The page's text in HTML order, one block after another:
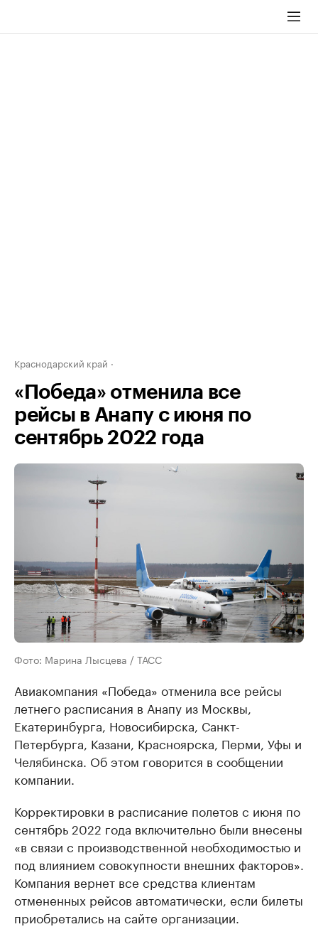
Краснодарский край
«Победа» отменила все
рейсы в Анапу с июня по
сентябрь 2022 года
Фото: Марина Лысцева / ТАСС
Авиакомпания «Победа» отменила все рейсы
летнего расписания в Анапу из Москвы,
Екатеринбурга, Новосибирска, Санкт-
Петербурга, Казани, Красноярска, Перми, Уфы и
Челябинска. Об этом говорится в сообщении
компании.
Корректировки в расписание полетов с июня по
сентябрь 2022 года включительно были внесены
«в связи с производственной необходимостью и
под влиянием совокупности внешних факторов».
Компания вернет все средства клиентам
отмененных рейсов автоматически, если билеты
приобретались на сайте организации.